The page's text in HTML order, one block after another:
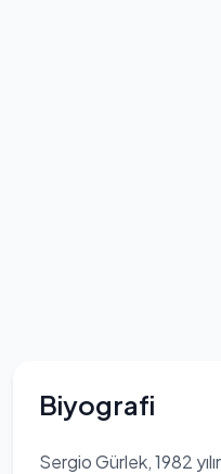
Biyografi
Sergio Gürlek, 1982